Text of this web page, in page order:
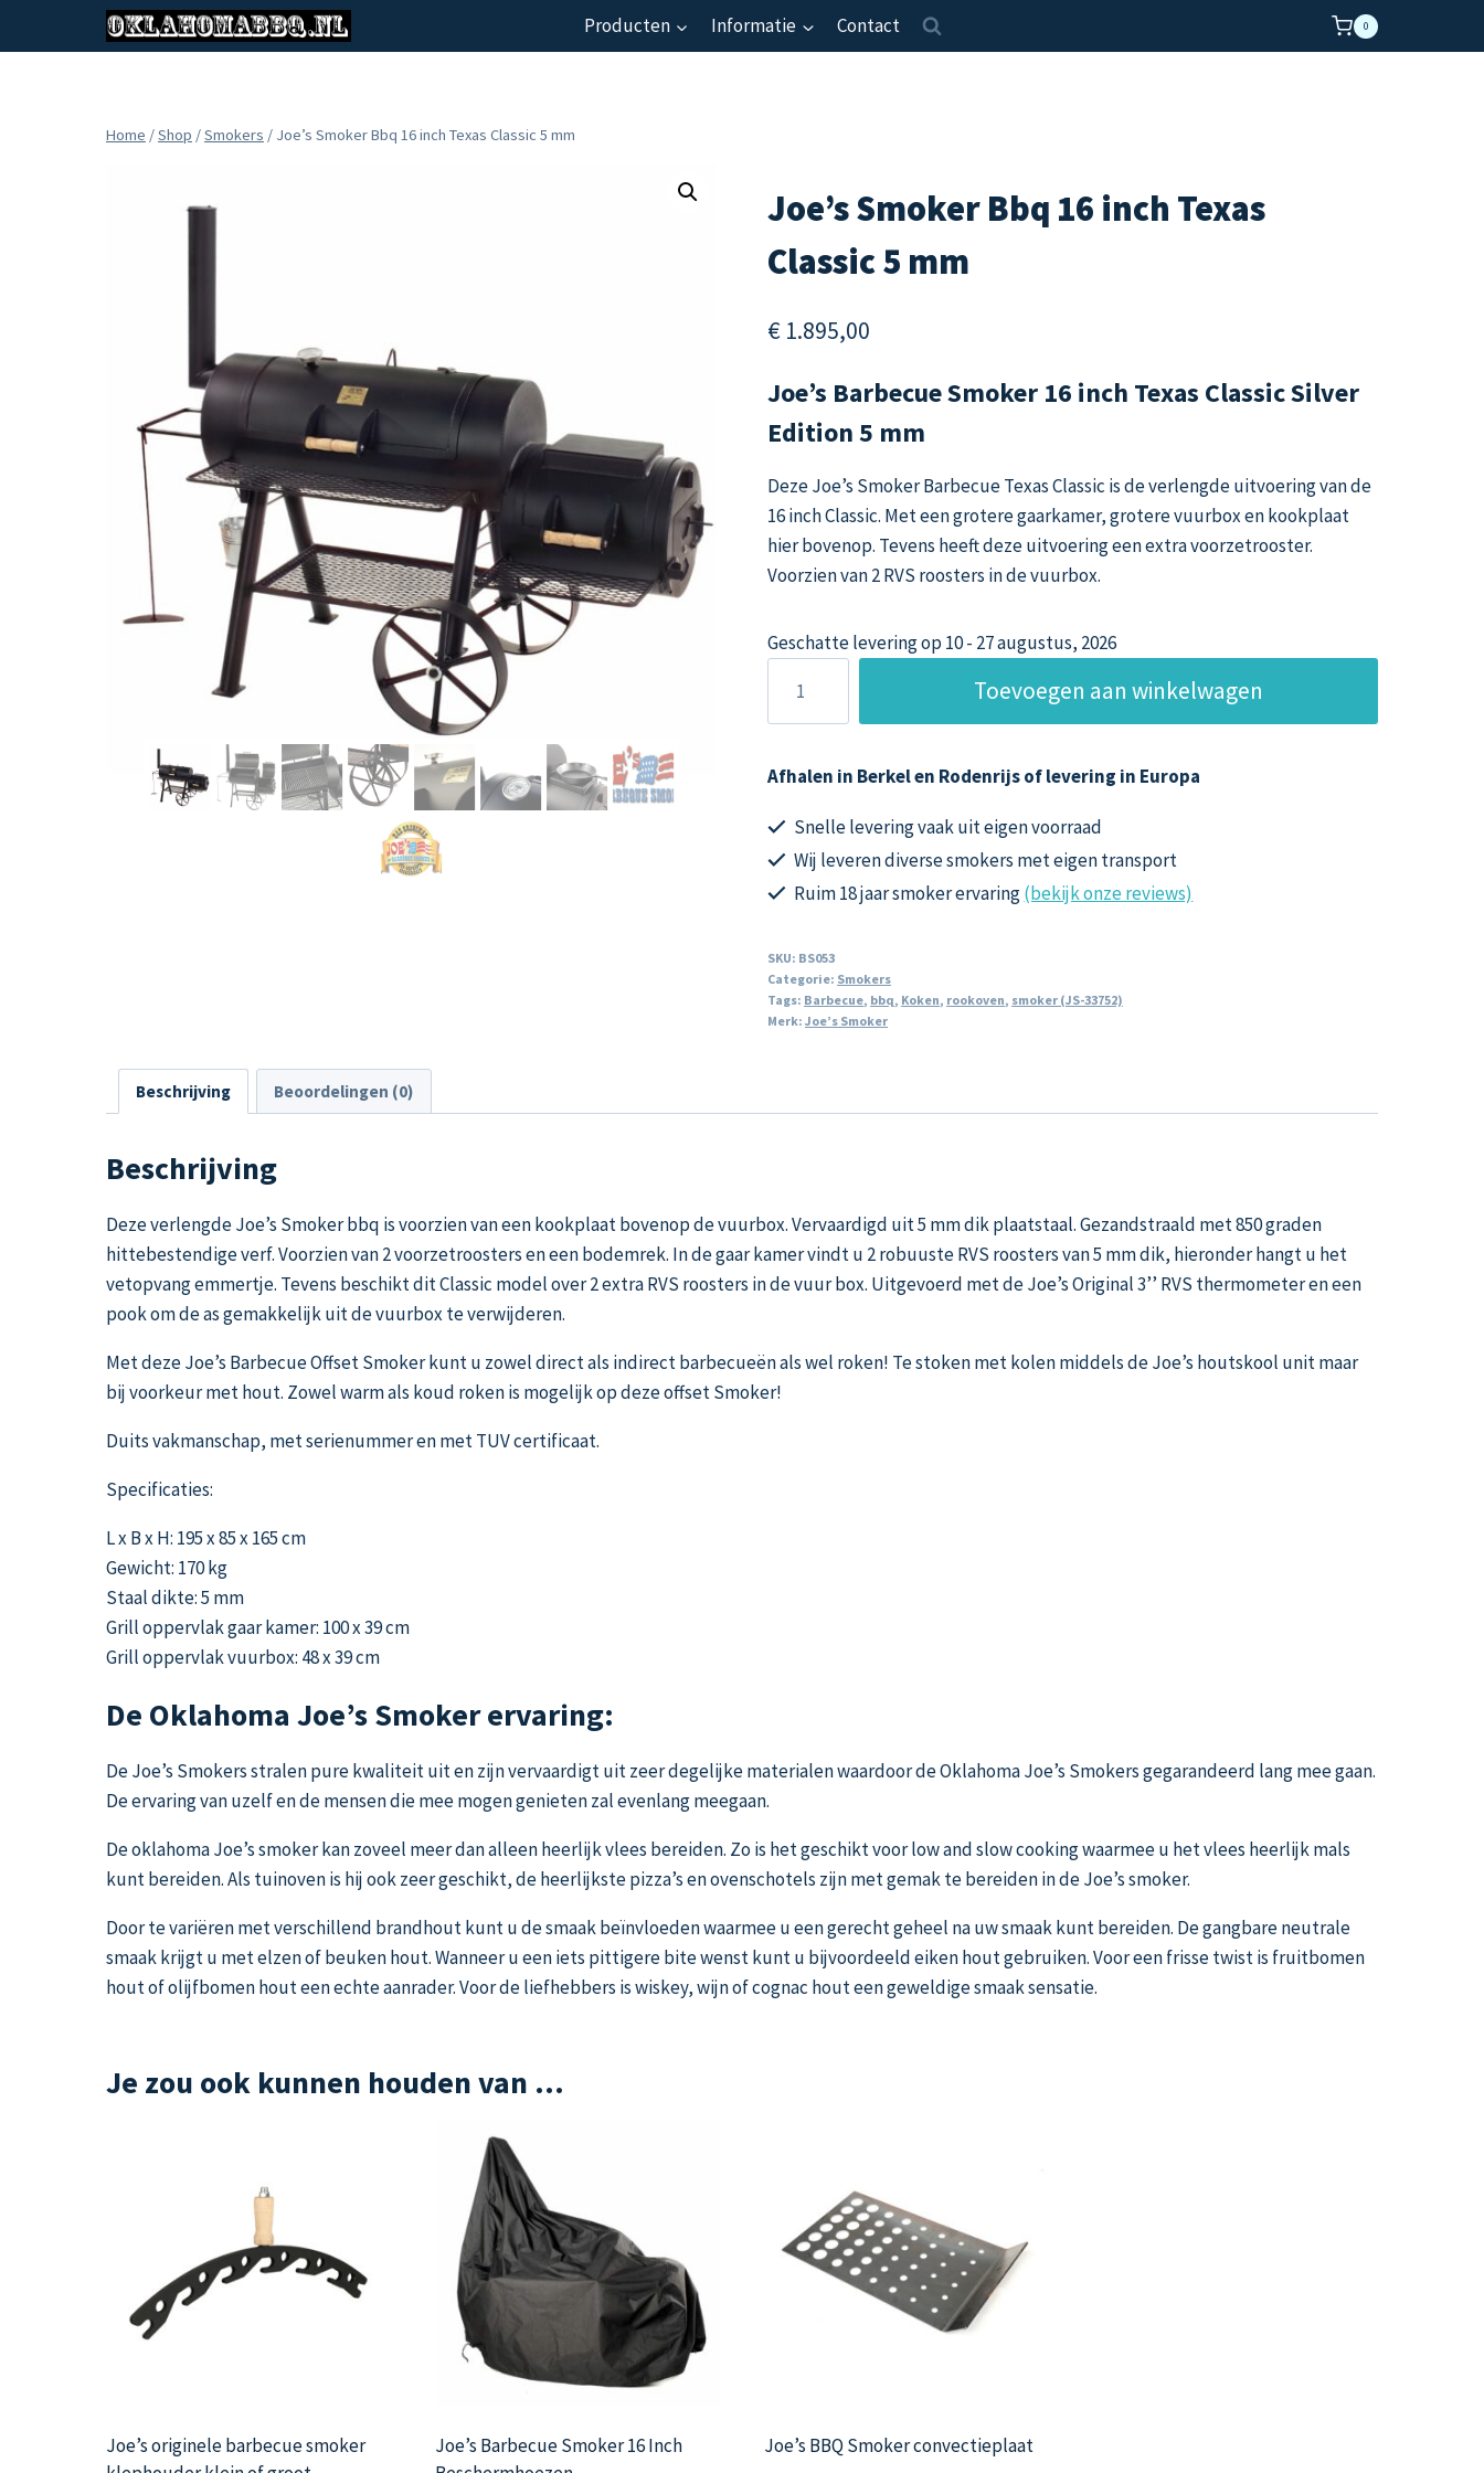
Producten Informatie Contact 0
Home /Shop /Smokers / Joe’s Smoker Bbq 16 inch Texas Classic 5 mm
Joe’s Smoker Bbq 16 inch Texas
Classic 5 mm
€ 1.895,00
Joe’s Barbecue Smoker 16 inch Texas Classic Silver
Edition 5 mm
Deze Joe’s Smoker Barbecue Texas Classic is de verlengde uitvoering van de
16 inch Classic. Met een grotere gaarkamer, grotere vuurbox en kookplaat
hier bovenop. Tevens heeft deze uitvoering een extra voorzetrooster.
Voorzien van 2 RVS roosters in de vuurbox.
Geschatte levering op 10 - 27 augustus, 2026
Smoker
Bbq
inch
Texas
Classic
Toevoegen aan winkelwagen
Afhalen in Berkel en Rodenrijs of levering in Europa
Snelle levering vaak uit eigen voorraad
Wij leveren diverse smokers met eigen transport
Ruim 18 jaar smoker ervaring(bekijk onze reviews)
SKU: BS053
Categorie: Smokers
Tags: Barbecue, bbq, Koken, rookoven, smoker (JS-33752)
Merk:Joe’s Smoker
Beschrijving Beoordelingen (0)
Beschrijving
Deze verlengde Joe’s Smoker bbq is voorzien van een kookplaat bovenop de vuurbox. Vervaardigd uit 5 mm dik plaatstaal. Gezandstraald met 850 graden
hittebestendige verf. Voorzien van 2 voorzetroosters en een bodemrek. In de gaar kamer vindt u 2 robuuste RVS roosters van 5 mm dik, hieronder hangt u het
vetopvang emmertje. Tevens beschikt dit Classic model over 2 extra RVS roosters in de vuur box. Uitgevoerd met de Joe’s Original 3’’ RVS thermometer en een
pook om de as gemakkelijk uit de vuurbox te verwijderen.
Met deze Joe’s Barbecue Offset Smoker kunt u zowel direct als indirect barbecueën als wel roken! Te stoken met kolen middels de Joe’s houtskool unit maar
bij voorkeur met hout. Zowel warm als koud roken is mogelijk op deze offset Smoker!
Duits vakmanschap, met serienummer en met TUV certificaat.
Specificaties:
L x B x H: 195 x 85 x 165 cm
Gewicht: 170 kg
Staal dikte: 5 mm
Grill oppervlak gaar kamer: 100 x 39 cm
Grill oppervlak vuurbox: 48 x 39 cm
De Oklahoma Joe’s Smoker ervaring:
De Joe’s Smokers stralen pure kwaliteit uit en zijn vervaardigt uit zeer degelijke materialen waardoor de Oklahoma Joe’s Smokers gegarandeerd lang mee gaan.
De ervaring van uzelf en de mensen die mee mogen genieten zal evenlang meegaan.
De oklahoma Joe’s smoker kan zoveel meer dan alleen heerlijk vlees bereiden. Zo is het geschikt voor low and slow cooking waarmee u het vlees heerlijk mals
kunt bereiden. Als tuinoven is hij ook zeer geschikt, de heerlijkste pizza’s en ovenschotels zijn met gemak te bereiden in de Joe’s smoker.
Door te variëren met verschillend brandhout kunt u de smaak beïnvloeden waarmee u een gerecht geheel na uw smaak kunt bereiden. De gangbare neutrale
smaak krijgt u met elzen of beuken hout. Wanneer u een iets pittigere bite wenst kunt u bijvoordeeld eiken hout gebruiken. Voor een frisse twist is fruitbomen
hout of olijfbomen hout een echte aanrader. Voor de liefhebbers is wiskey, wijn of cognac hout een geweldige smaak sensatie.
Je zou ook kunnen houden van …
Joe’s originele barbecue smoker
Joe’s Barbecue Smoker 16 Inch
Joe’s BBQ Smoker convectieplaat